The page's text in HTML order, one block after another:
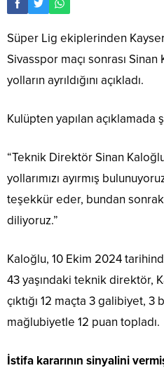
Süper Lig ekiplerinden
Sivasspor maçı sonrası Sinan
yolların ayrıldığını açıkladı.
Kulüpten yapılan
“Teknik Direktör Sinan
yollarımızı ayırmış
teşekkür eder, bundan
diliyoruz.”
Kaloğlu, 10 Ekim 2024
43 yaşındaki teknik direktör,
çıktığı 12 maçta 3 galibiyet,
mağlubiyetle 12 puan topladı.
İstifa kararının sinyalini